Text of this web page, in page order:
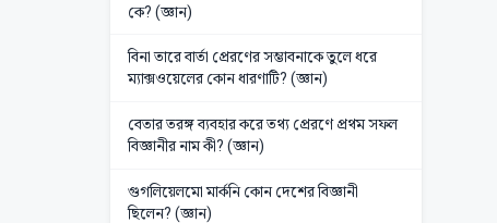
কে? (জ্ঞান)
বিনা তারে বার্তা প্রেরণের সম্ভাবনাকে তুলে ধরে
ম্যাক্সওয়েলের কোন ধারণাটি? (জ্ঞান)
বেতার তরঙ্গ ব্যবহার করে তথ্য প্রেরণে প্রথম সফল
বিজ্ঞানীর নাম কী? (জ্ঞান)
গুগলিয়েলমো মার্কনি কোন দেশের বিজ্ঞানী
ছিলেন? (জ্ঞান)